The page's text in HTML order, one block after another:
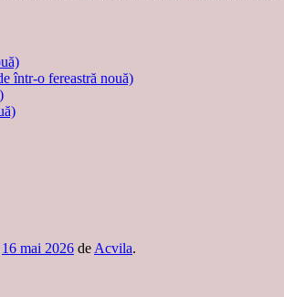
într-o fereastră nouă)
16 mai 2026 de Acvila.